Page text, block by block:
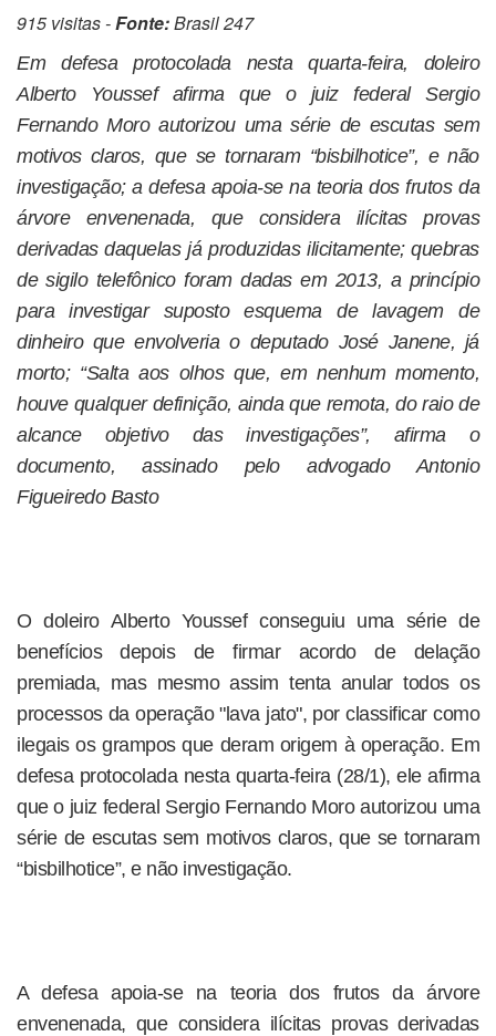
915 visitas -Fonte:Brasil 247
Em defesa protocolada nesta quarta-feira, doleiro
Alberto Youssef afirma que o juiz federal Sergio
Fernando Moro autorizou uma série de escutas sem
motivos claros, que se tornaram “bisbilhotice”, e não
investigação; a defesa apoia-se na teoria dos frutos da
árvore envenenada, que considera ilícitas provas
derivadas daquelas já produzidas ilicitamente; quebras
de sigilo telefônico foram dadas em 2013, a princípio
para investigar suposto esquema de lavagem de
dinheiro que envolveria o deputado José Janene, já
morto; “Salta aos olhos que, em nenhum momento,
houve qualquer definição, ainda que remota, do raio de
alcance objetivo das investigações”, afirma o
documento, assinado pelo advogado Antonio
Figueiredo Basto
O doleiro Alberto Youssef conseguiu uma série de
benefícios depois de firmar acordo de delação
premiada, mas mesmo assim tenta anular todos os
processos da operação "lava jato", por classificar como
ilegais os grampos que deram origem à operação. Em
defesa protocolada nesta quarta-feira (28/1), ele afirma
que o juiz federal Sergio Fernando Moro autorizou uma
série de escutas sem motivos claros, que se tornaram
“bisbilhotice”, e não investigação.
A defesa apoia-se na teoria dos frutos da árvore
envenenada, que considera ilícitas provas derivadas